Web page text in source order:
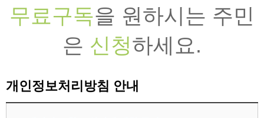
무료구독을 원하시는 주민
은 신청하세요.
개인정보처리방침 안내